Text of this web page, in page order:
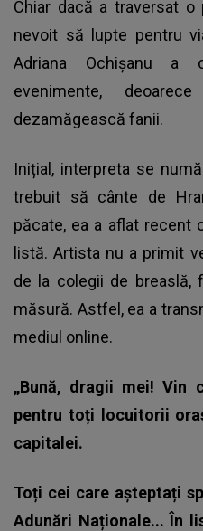
Chiar dacă a traversat o
nevoit să lupte pentru
Adriana Ochișanu a
evenimente,
dezamăgească fanii.
Inițial, interpreta se
trebuit să cânte de
păcate, ea a aflat recent
listă. Artista nu a primit
de la colegii de breaslă,
măsură. Astfel, ea a
mediul online.
„Bună, dragii mei! Vin
pentru toți locuitorii
capitalei.
Toți cei care așteptați
Adunări Naționale... În